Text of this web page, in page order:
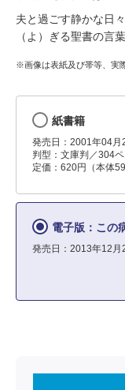
夫と過ごす静かな日
（よ）ぎる聖書の言
※画像は表紙及び帯等、実
紙書籍
発売日：2001年04月
判型：文庫判／304
定価：620円（本体
電子版：この
発売日：2013年12月